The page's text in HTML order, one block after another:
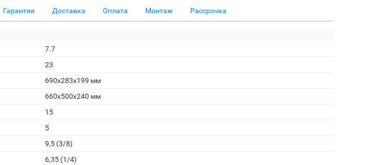
Гарантия Доставка Оплата Монтаж Рассрочка
7.7
23
690x283x199 мм
660x500x240 мм
15
5
9,5 (3/8)
6,35 (1/4)